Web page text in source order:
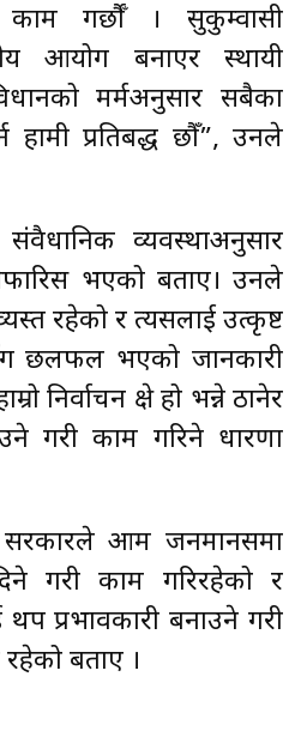
काम गर्छौँ । सुकुम्वासी
आयोग बनाएर स्थायी
मर्मअनुसार सबैका
हामी प्रतिबद्ध छौँ”, उनले
व्यवस्थाअनुसार
भएको बताए। उनले
रहेको र त्यसलाई उत्कृष्ट
छलफल भएको जानकारी
निर्वाचन क्षेत्र हो भन्ने ठानेर
गरी काम गरिने धारणा
सरकारले आम जनमानसमा
गरी काम गरिरहेको र
प्रभावकारी बनाउने गरी
बताए ।